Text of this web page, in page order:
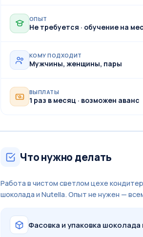
ОПЫТ
Не требуется · обучение на
КОМУ ПОДХОДИТ
Мужчины, женщины, пары
ВЫПЛАТЫ
1 раз в месяц · возможен аванс
Что нужно делать
Работа в чистом светлом цехе
шоколада и Nutella. Опыт не нужен —
Фасовка и упаковка